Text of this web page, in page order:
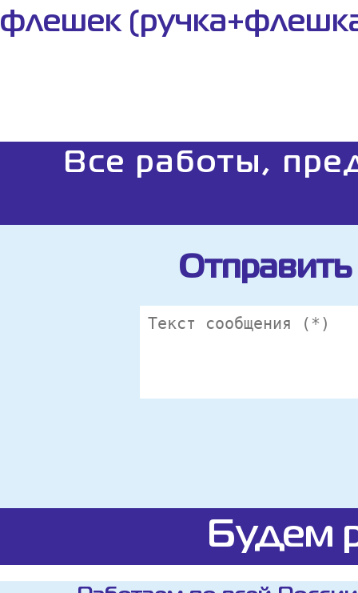
флешек
Все работы,
Отправить
Будем